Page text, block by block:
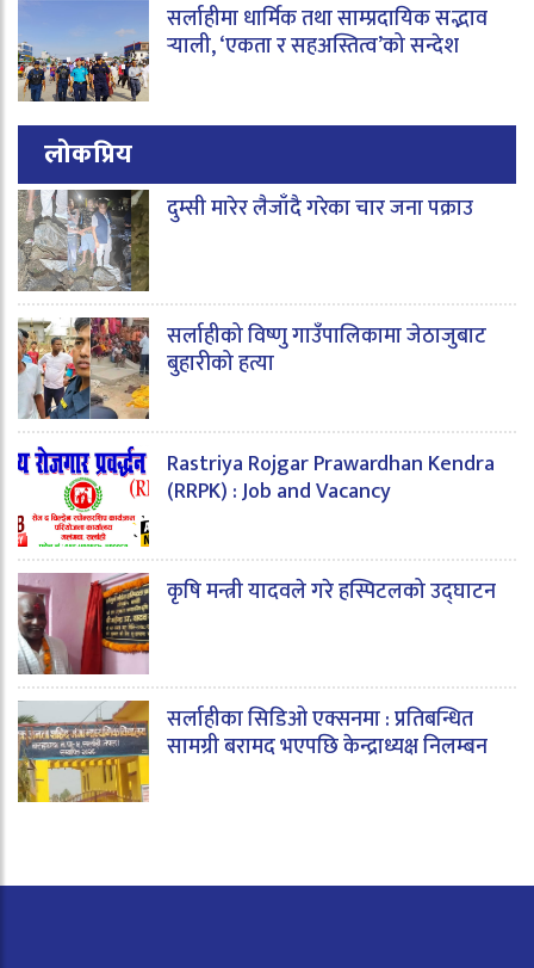
सर्लाहीमा धार्मिक तथा साम्प्रदायिक सद्भाव
र्‍याली, ‘एकता र सहअस्तित्व’को सन्देश
लोकप्रिय
दुम्सी मारेर लैजाँदै गरेका चार जना पक्राउ
सर्लाहीको विष्णु गाउँपालिकामा जेठाजुबाट
बुहारीको हत्या
Rastriya Rojgar Prawardhan Kendra
(RRPK) : Job and Vacancy
कृषि मन्त्री यादवले गरे हस्पिटलको उद्घाटन
सर्लाहीका सिडिओ एक्सनमा : प्रतिबन्धित
सामग्री बरामद भएपछि केन्द्राध्यक्ष निलम्बन